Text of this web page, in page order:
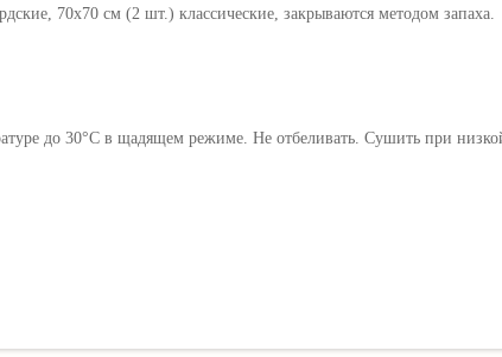
см (2 шт.) классические, закрываются методом запаха.
до 30°C в щадящем режиме. Не отбеливать. Сушить при